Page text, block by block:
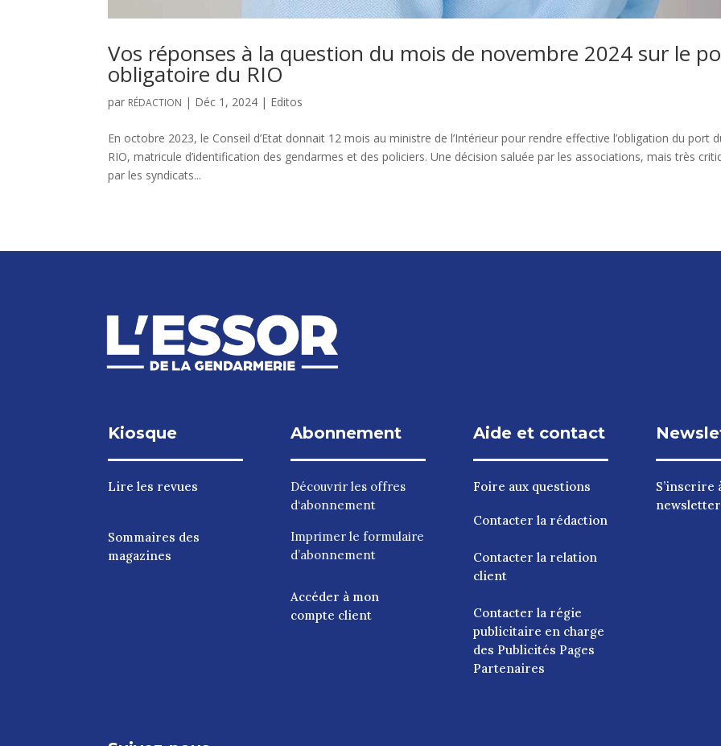
Vos réponses à la question du mois de novembre 2024 sur le
obligatoire du RIO
par RÉDACTION | Déc 1, 2024 | Editos
En octobre 2023, le Conseil d’Etat donnait 12 mois au ministre de l’Intérieur pour rendre effective l’obligation du port
RIO, matricule d’identification des gendarmes et des policiers. Une décision saluée par les associations, mais très
par les syndicats...
Kiosque
Lire les revues
Sommaires des
magazines
Abonnement
Découvrir les offres
d‘abonnement
Imprimer leformulaire
d’abonnement
Accéder à mon
compte client
Aide et contact
Foire aux questions
Contacter la rédaction
Contacter la relation
client
Contacter la régie
publicitaire en charge
des Publicités Pages
Partenaires
S’inscrire
newsletter